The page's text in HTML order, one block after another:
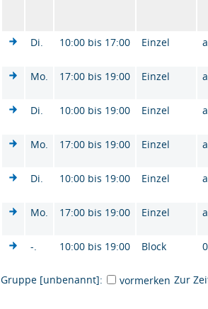
Di.
10:00 bis 17:00 Einzel
Mo. 17:00 bis 19:00 Einzel
Di. 10:00 bis 19:00 Einzel
Mo. 17:00 bis 19:00 Einzel
Di. 10:00 bis 19:00 Einzel
Mo. 17:00 bis 19:00 Einzel
-. 10:00 bis 19:00 Block
Gruppe [unbenannt]:
vormerken Zur